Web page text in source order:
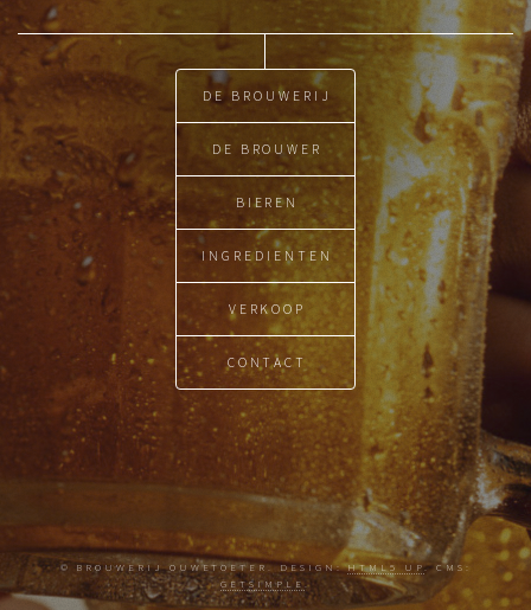
DE BROUWERIJ
DE BROUWER
BIEREN
INGREDIENTEN
VERKOOP
CONTACT
© BROUWERIJ OUWETOETER. DESIGN:HTML5 UP. CMS:
GETSIMPLE.